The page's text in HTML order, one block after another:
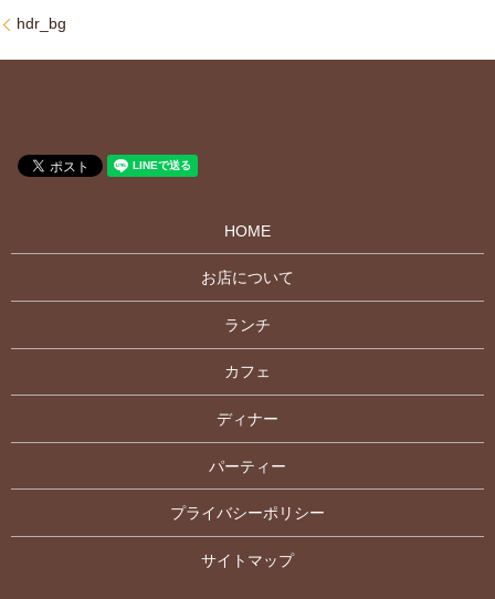
hdr_bg
HOME
お店について
ランチ
カフェ
ディナー
パーティー
プライバシーポリシー
サイトマップ